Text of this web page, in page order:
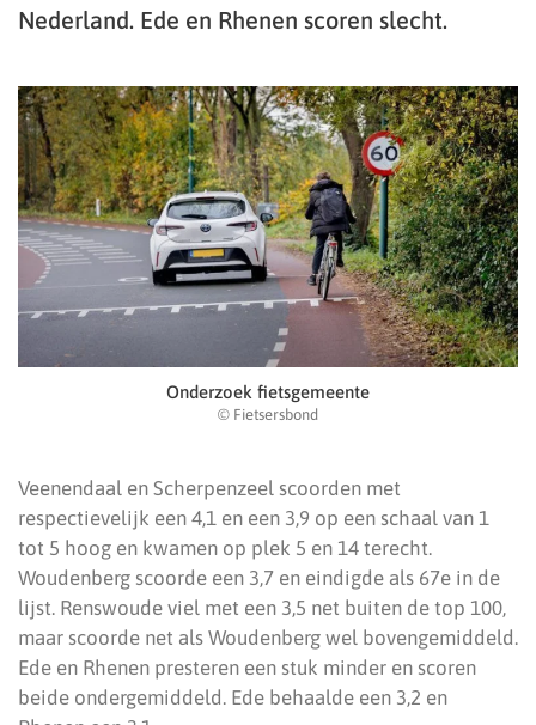
Nederland. Ede en Rhenen scoren slecht.
Onderzoek fietsgemeente
© Fietsersbond
Veenendaal en Scherpenzeel scoorden met
respectievelijk een 4,1 en een 3,9 op een schaal van 1
tot 5 hoog en kwamen op plek 5 en 14 terecht.
Woudenberg scoorde een 3,7 en eindigde als 67e in de
lijst. Renswoude viel met een 3,5 net buiten de top 100,
maar scoorde net als Woudenberg wel bovengemiddeld.
Ede en Rhenen presteren een stuk minder en scoren
beide ondergemiddeld. Ede behaalde een 3,2 en